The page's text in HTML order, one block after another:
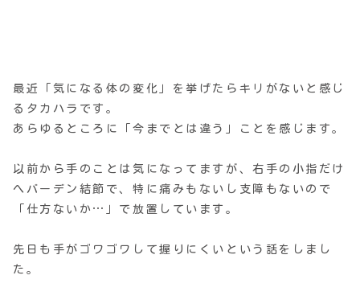
最近「気になる体の変化」を挙げたらキリがないと感じ
るタカハラです。
あらゆるところに「今までとは違う」ことを感じます。
以前から手のことは気になってますが、右手の小指だけ
へバーデン結節で、特に痛みもないし支障もないので
「仕方ないか…」で放置しています。
先日も手がゴワゴワして握りにくいという話をしまし
た。